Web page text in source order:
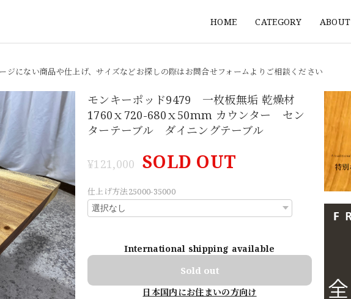
HOME CATEGORY ABOUT
ジにない商品や仕上げ、サイズなどお探しの際はお問合せフォームよりご相談ください
モンキーポッド9479 一枚板無垢 乾燥材
1760ｘ720-680ｘ50mm カウンター セン
ターテーブル ダイニングテーブル
¥121,000 SOLD OUT
仕上げ方法25000-35000
International shipping available
Sold out
日本国内にお住まいの方向け